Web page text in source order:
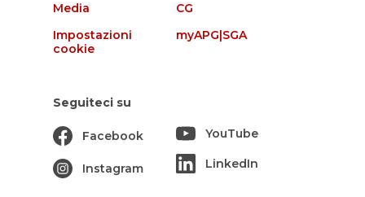
Media
CG
Impostazioni
cookie
myAPG|SGA
Seguiteci su
Facebook
Instagram
YouTube
LinkedIn